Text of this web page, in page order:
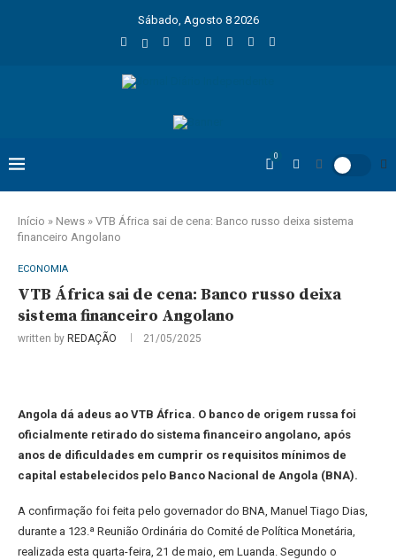
Sábado, Agosto 8 2026
0
Início » News » VTB África sai de cena: Banco russo deixa sistema
financeiro Angolano
ECONOMIA
VTB África sai de cena: Banco russo deixa
sistema financeiro Angolano
written by REDAÇÃO 21/05/2025
Angola dá adeus ao VTB África. O banco de origem russa foi
oficialmente retirado do sistema financeiro angolano, após
anos de dificuldades em cumprir os requisitos mínimos de
capital estabelecidos pelo Banco Nacional de Angola (BNA).
A confirmação foi feita pelo governador do BNA, Manuel Tiago Dias,
durante a 123.ª Reunião Ordinária do Comité de Política Monetária,
realizada esta quarta-feira, 21 de maio, em Luanda. Segundo o